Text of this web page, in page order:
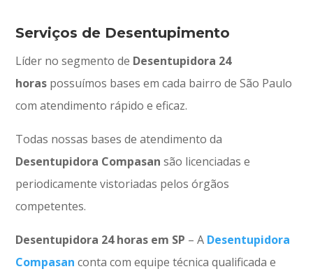
Serviços de Desentupimento
Líder no segmento de Desentupidora 24
horas possuímos bases em cada bairro de São Paulo
com atendimento rápido e eficaz.
Todas nossas bases de atendimento da
Desentupidora Compasansão licenciadas e
periodicamente vistoriadas pelos órgãos
competentes.
Desentupidora 24 horas em SP – A Desentupidora
Compasan conta com equipe técnica qualificada e